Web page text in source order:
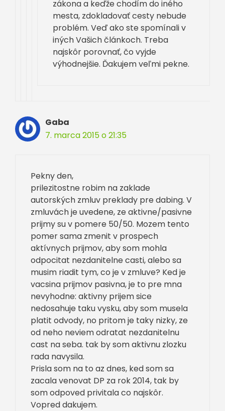
zákona a keďže chodím do iného
mesta, zdokladovať cesty nebude
problém. Veď ako ste spomínali v
iných Vašich článkoch. Treba
najskôr porovnať, čo vyjde
výhodnejšie. Ďakujem veľmi pekne.
Gaba
7. marca 2015 o 21:35
Pekny den,
prilezitostne robim na zaklade
autorských zmluv preklady pre dabing. V
zmluvách je uvedene, ze aktivne/pasivne
prijmy su v pomere 50/50. Mozem tento
pomer sama zmenit v prospech
aktívnych prijmov, aby som mohla
odpocitat nezdanitelne casti, alebo sa
musim riadit tym, co je v zmluve? Ked je
vacsina prijmov pasivna, je to pre mna
nevyhodne: aktivny prijem sice
nedosahuje taku vysku, aby som musela
platit odvody, no pritom je taky nizky, ze
od neho neviem odratat nezdanitelnu
cast na seba. tak by som aktivnu zlozku
rada navysila.
Prisla som na to az dnes, ked som sa
zacala venovat DP za rok 2014, tak by
som odpoved privitala co najskôr.
Vopred dakujem.